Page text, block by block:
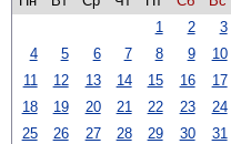
1
2
3
4
5 6 7 8 9
10
11
12 13 14 15 16
17
18
19 20 21 22 23
24
25
26 27 28 29 30 31